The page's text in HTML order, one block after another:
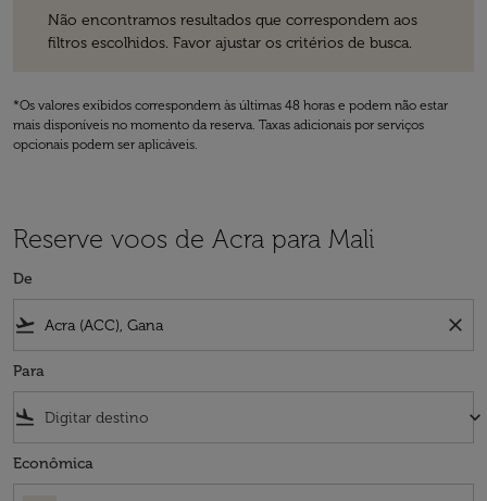
Não encontramos resultados que correspondem aos
filtros escolhidos. Favor ajustar os critérios de busca.
*Os valores exibidos correspondem às últimas 48 horas e podem não estar
mais disponíveis no momento da reserva. Taxas adicionais por serviços
opcionais podem ser aplicáveis.
Reserve voos de Acra para Mali
De
flight_takeoff close
Para
flight_land keyboard_arrow_down
Econômica